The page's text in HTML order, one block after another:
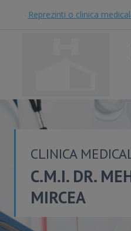
Reprezinti o clinica
CLINICA
C.M.I. DR.
MIRCEA